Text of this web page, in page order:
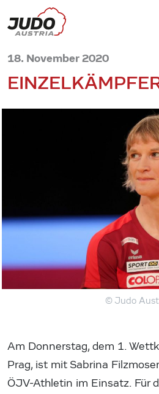
18. November 2020
© Judo
Am Donnerstag, dem 1.
Prag, ist mit Sabrina
ÖJV-Athletin im Einsatz. Für